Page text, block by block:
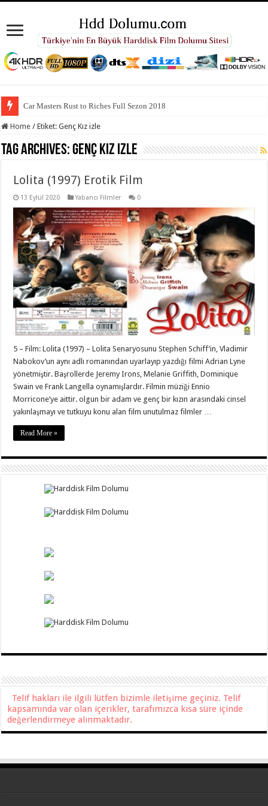
Car Masters Rust to Riches Full Sezon 2018
Home / Etiket:Genç Kız izle
Tag Archives:Genç Kız izle
Lolita (1997) Erotik Film
13 Eylül 2020 Yabancı Filmler 0
5 – Film: Lolita (1997) – Lolita Senaryosunu Stephen Schiff’in, Vladimir
Nabokov’un aynı adlı romanından uyarlayıp yazdığı filmi Adrian Lyne
yönetmiştir. Başrollerde Jeremy Irons, Melanie Griffith, Dominique
Swain ve Frank Langella oynamışlardır. Filmin müziği Ennio
Morricone’ye aittir. olgun bir adam ve genç bir kızın arasındaki cinsel
yakınlaşmayı ve tutkuyu konu alan film unutulmaz filmler …
Read More »
Telif hakları ile ilgili lütfen bizimle iletişime geçiniz. Telif
kapsamında var olan içerikler, tarafımızca kısa süre içinde
değerlendirmeye alınmaktadır.